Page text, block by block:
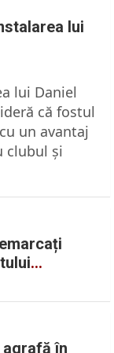
lui
lui Daniel
că fostul
un avantaj
clubul şi
teren” |
agrafă în